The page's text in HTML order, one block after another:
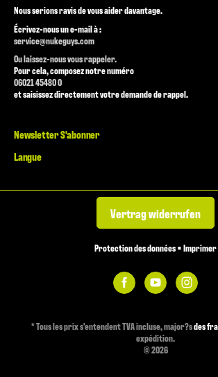
Nous serions ravis de vous aider davantage.
Écrivez-nous un e-mail à :
service@nukeguys.com
Ou laissez-nous vous rappeler.
Pour cela, composez notre numéro
06021 45480 0
et saisissez directement votre demande de rappel.
Newsletter S'abonner
Langue
Vertrag widerrufen
Protection des données•Imprimer
*Tous les prix s'entendent TVA incluse, major?sdes
expédition.
© 2026